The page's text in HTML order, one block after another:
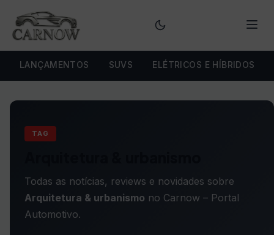
LANÇAMENTOS SUVS ELÉTRICOS E HÍBRIDOS
TAG
Todas as notícias, reviews e novidades sobre
Arquitetura & urbanismo no Carnow – Portal
Automotivo.